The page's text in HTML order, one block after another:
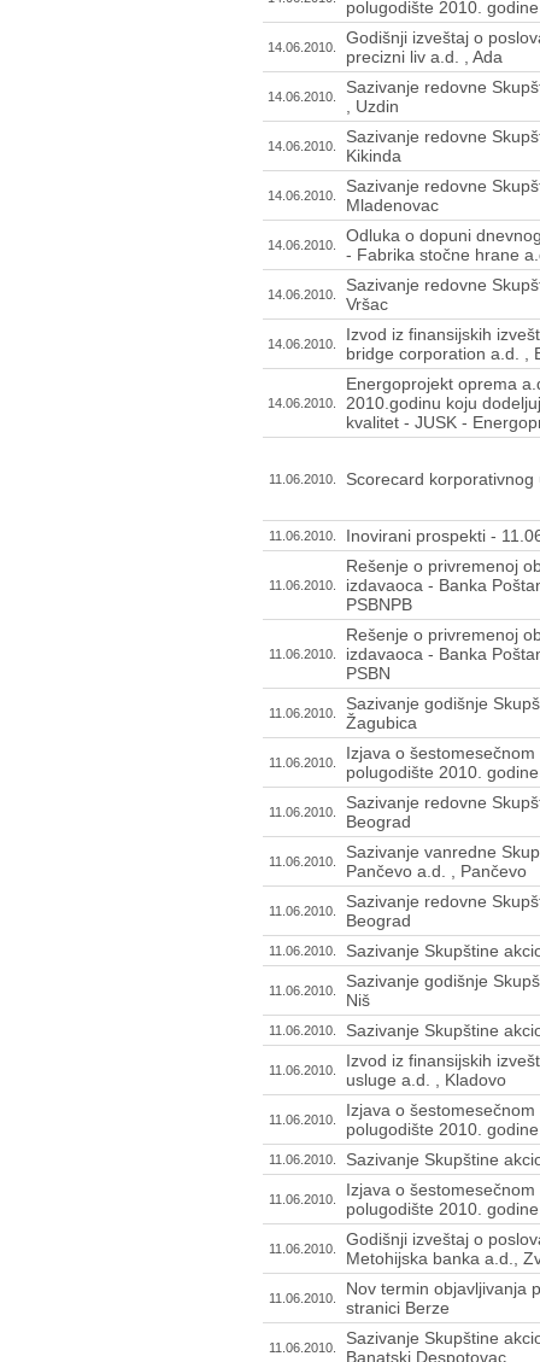
polugodište 2010.
14.06.2010.
Godišnji izveštaj o
precizni liv a.d. , Ada
14.06.2010.
Sazivanje redovne
, Uzdin
14.06.2010.
Sazivanje redovne
Kikinda
14.06.2010.
Sazivanje redovne
Mladenovac
14.06.2010.
Odluka o dopuni
- Fabrika stočne hrane
14.06.2010.
Sazivanje redovne
Vršac
14.06.2010.
Izvod iz finansijskih
bridge corporation a.d. ,
14.06.2010.
Energoprojekt oprema
2010.godinu koju
kvalitet - JUSK -
11.06.2010. Scorecard korporativnog
11.06.2010. Inovirani prospekti -
11.06.2010.
Rešenje o privremenoj
izdavaoca - Banka
PSBNPB
11.06.2010.
Rešenje o privremenoj
izdavaoca - Banka
PSBN
11.06.2010.
Sazivanje godišnje
Žagubica
11.06.2010.
Izjava o
polugodište 2010.
11.06.2010.
Sazivanje redovne
Beograd
11.06.2010.
Sazivanje vanredne
Pančevo a.d. , Pančevo
11.06.2010.
Sazivanje redovne
Beograd
11.06.2010. Sazivanje Skupštine
11.06.2010.
Sazivanje godišnje
Niš
11.06.2010. Sazivanje Skupštine
11.06.2010.
Izvod iz finansijskih
usluge a.d. , Kladovo
11.06.2010.
Izjava o
polugodište 2010.
11.06.2010. Sazivanje Skupštine
11.06.2010.
Izjava o
polugodište 2010.
11.06.2010.
Godišnji izveštaj o
Metohijska banka a.d.,
11.06.2010.
Nov termin objavljivanja
stranici Berze
11.06.2010.
Sazivanje Skupštine
Banatski Despotovac